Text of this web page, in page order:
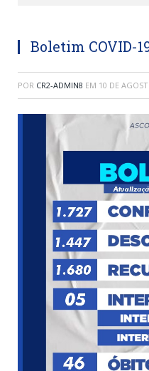
Boletim COVID-
POR CR2-ADMIN8 EM 10 DE